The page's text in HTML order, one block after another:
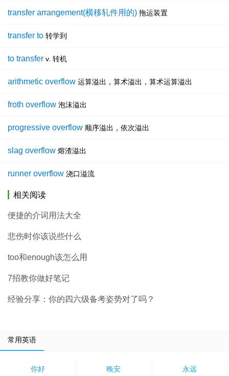
transfer arrangement(横移轧件用的) 拖运装置
transfer to 转学到
to transfer v. 转机
arithmetic overflow 运算溢出，算术溢出，算术运算溢出
froth overflow 泡沫溢出
progressive overflow 顺序溢出，依次溢出
slag overflow 熔渣溢出
runner overflow 浇口溢流
相关阅读
便捷的介词用法大全
悲伤时你该说些什么
too和enough该怎么用
7招教你做好笔记
经验分享：你的四六级备考姿势对了吗？
常用英语
你好 晚安 永远